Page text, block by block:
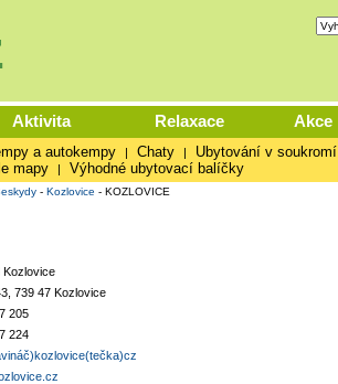
Aktivita Relaxace Akce
a autokempy | Chaty | Ubytování v soukromí
mapy | Výhodné ubytovací balíčky
- Kozlovice - KOZLOVICE
739 47 Kozlovice
205
224